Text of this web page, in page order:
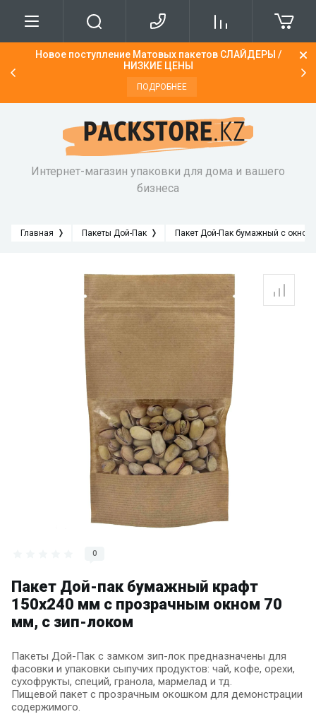
О нас
Доставка
Новое поступление Матовых пакетов СЛАЙДЕРЫ /
НИЗКИЕ ЦЕНЫ
ПОДРОБНЕЕ
Интернет-магазин упаковки для дома и вашего
бизнеса
Главная Пакеты Дой-Пак Пакет Дой-Пак бумажный с
0
Пакет Дой-пак бумажный крафт
150х240 мм с прозрачным окном 70
мм, с зип-локом
Пакеты Дой-Пак с замком зип-лок предназначены для
фасовки и упаковки сыпучих продуктов: чай, кофе, орехи,
сухофрукты, специй, гранола, мармелад и тд.
Пищевой пакет с прозрачным окошком для демонстрации
содержимого.